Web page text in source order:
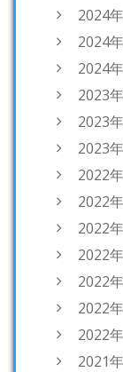
2024
2024
2024
2023
2023
2023
2022
2022
2022
2022
2022
2022
2022
2021